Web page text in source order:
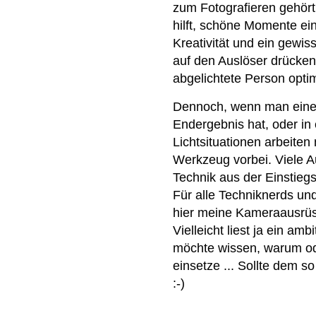
zum Fotografieren
hilft, schöne Momente
Kreativität und ein
auf den Auslöser
abgelichtete Person
Dennoch, wenn man
Endergebnis hat, oder
Lichtsituationen
Werkzeug vorbei. Viele
Technik aus der
Für alle Techniknerds
hier meine
Vielleicht liest ja ein
möchte wissen, warum
einsetze ... Sollte dem
:-)